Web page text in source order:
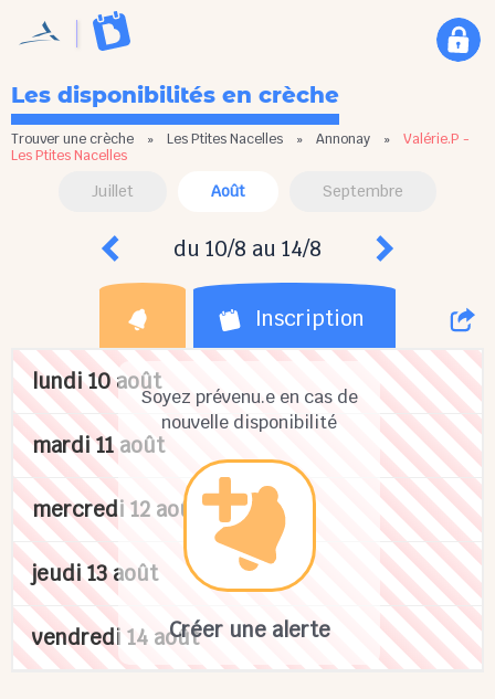
Les disponibilités en crèche
Trouver une crèche » Les Ptites Nacelles » Annonay » Valérie.P -
Les Ptites Nacelles
Juillet Août Septembre
du 10/8 au 14/8
Inscription
Soyez prévenu.e en cas de
nouvelle disponibilité
Créer une alerte
lundi 10 août
mardi 11 août
mercredi 12 août
jeudi 13 août
vendredi 14 août